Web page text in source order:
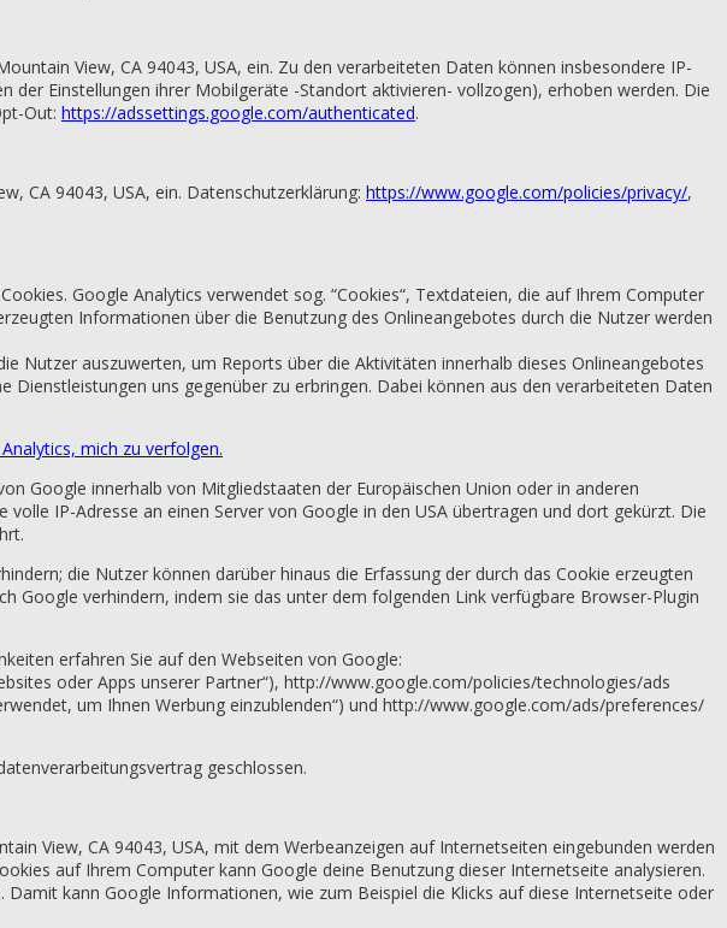
View, CA 94043, USA, ein. Zu den verarbeiteten Daten können insbesondere IP-
Einstellungen ihrer Mobilgeräte -Standort aktivieren- vollzogen), erhoben werden. Die
Out: https://adssettings.google.com/authenticated.
CA 94043, USA, ein. Datenschutzerklärung: https://www.google.com/policies/privacy/,
Google Analytics verwendet sog. “Cookies“, Textdateien, die auf Ihrem Computer
Informationen über die Benutzung des Onlineangebotes durch die Nutzer werden
Nutzer auszuwerten, um Reports über die Aktivitäten innerhalb dieses Onlineangebotes
uns gegenüber zu erbringen. Dabei können aus den verarbeiteten Daten
mich zu verfolgen.
Google innerhalb von Mitgliedstaaten der Europäischen Union oder in anderen
IP-Adresse an einen Server von Google in den USA übertragen und dort gekürzt. Die
die Nutzer können darüber hinaus die Erfassung der durch das Cookie erzeugten
Google verhindern, indem sie das unter dem folgenden Link verfügbare Browser-Plugin
erfahren Sie auf den Webseiten von Google:
oder Apps unserer Partner“), http://www.google.com/policies/technologies/ads
um Ihnen Werbung einzublenden“) und http://www.google.com/ads/preferences/
geschlossen.
View, CA 94043, USA, mit dem Werbeanzeigen auf Internetseiten eingebunden werden
auf Ihrem Computer kann Google deine Benutzung dieser Internetseite analysieren.
kann Google Informationen, wie zum Beispiel die Klicks auf diese Internetseite oder